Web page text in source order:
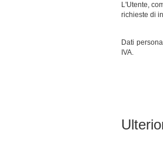
L'Utente,
richieste di
Dati
IVA.